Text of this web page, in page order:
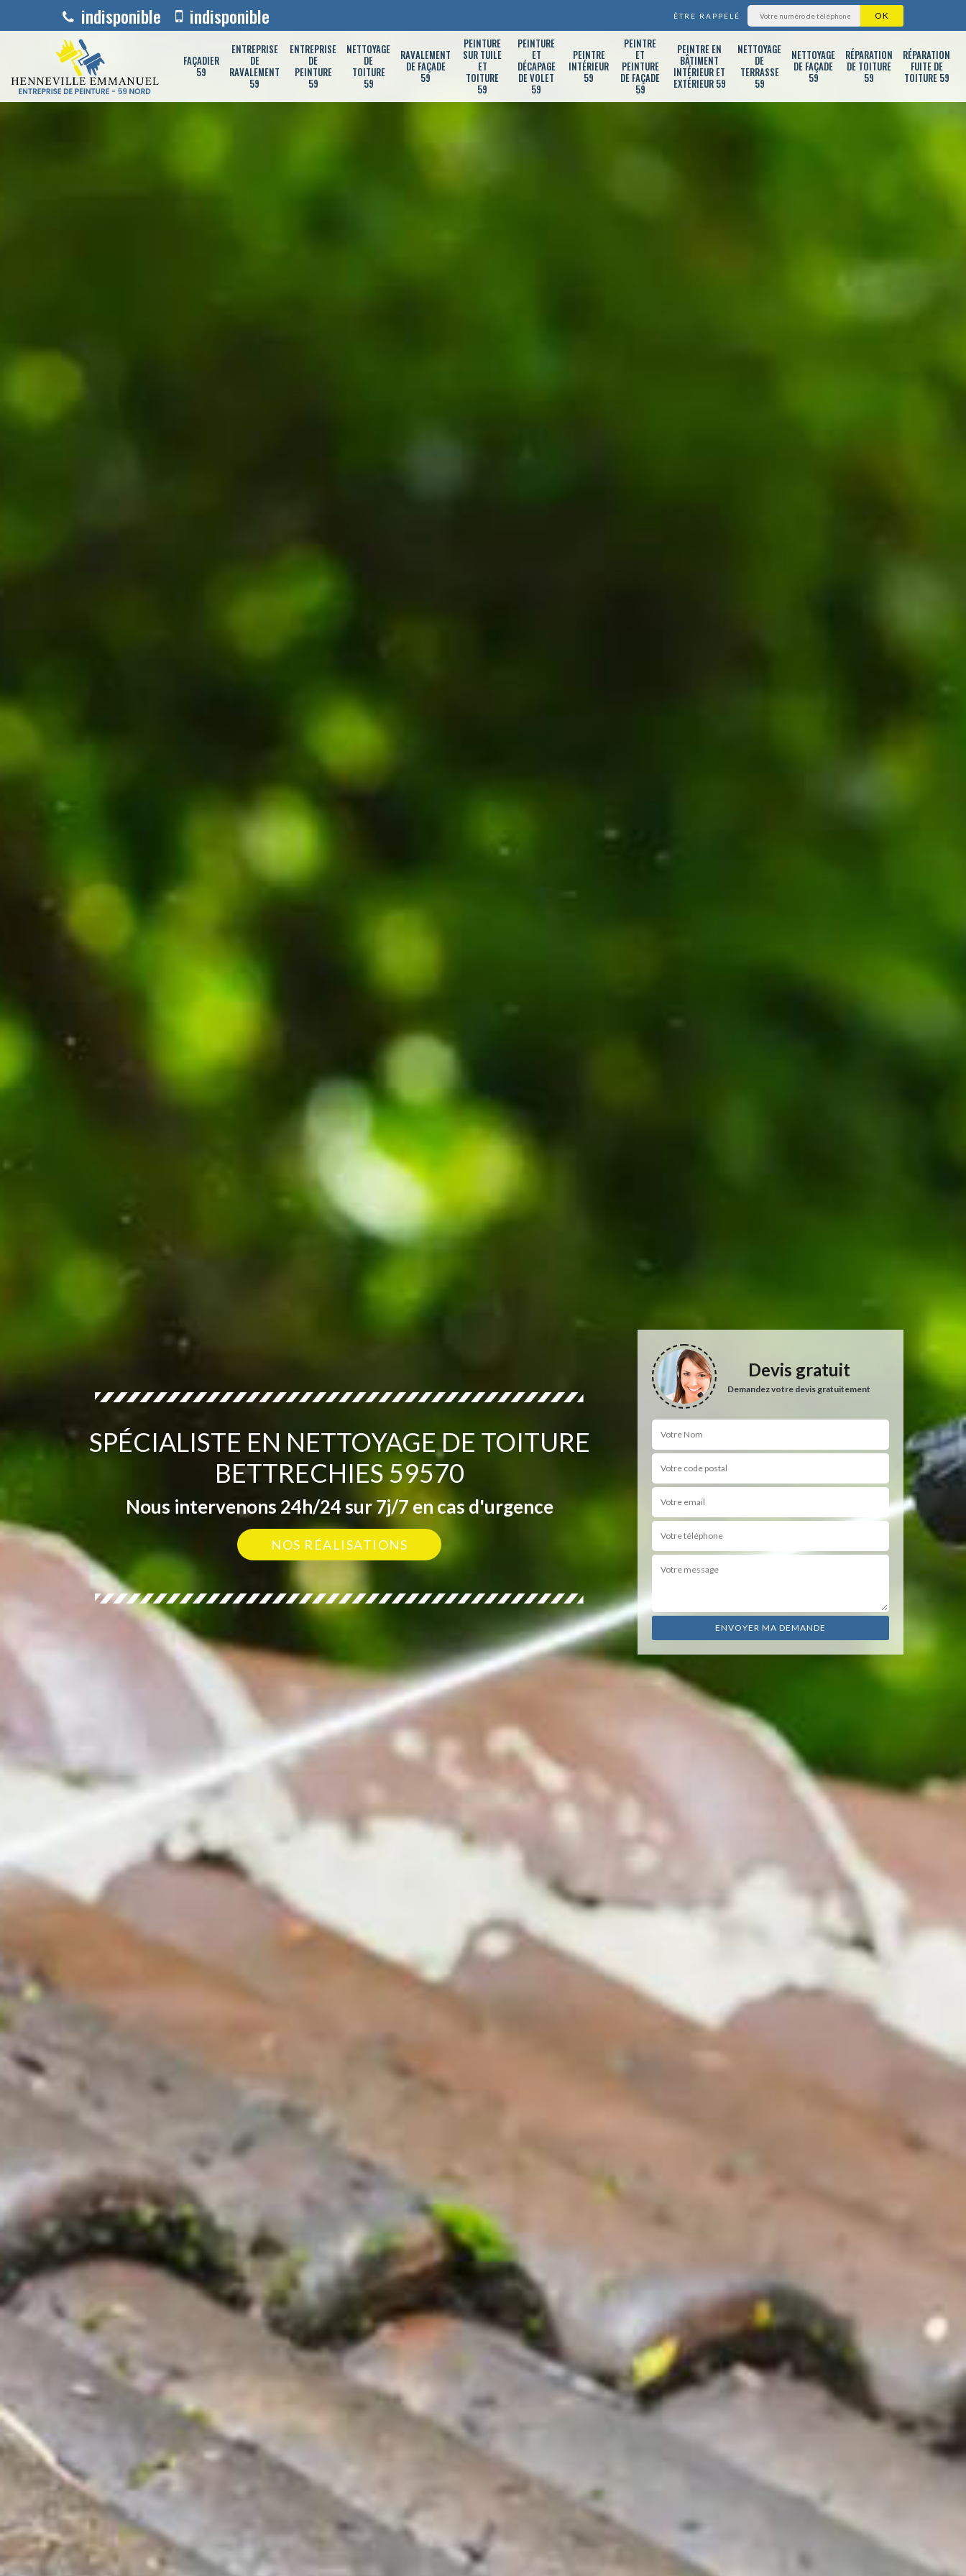
indisponible indisponible ÊTRE RAPPELÉ
FAÇADIER
59
ENTREPRISE
DE
RAVALEMENT
59
ENTREPRISE
DE
PEINTURE
59
NETTOYAGE
DE
TOITURE
59
RAVALEMENT
DE FAÇADE
59
PEINTURE
SUR TUILE
ET
TOITURE
59
PEINTURE
ET
DÉCAPAGE
DE VOLET
59
PEINTRE
INTÉRIEUR
59
PEINTRE
ET
PEINTURE
DE FAÇADE
59
PEINTRE EN
BÂTIMENT
INTÉRIEUR ET
EXTÉRIEUR 59
NETTOYAGE
DE
TERRASSE
59
NETTOYAGE
DE FAÇADE
59
RÉPARATION
DE TOITURE
59
RÉPARATION
FUITE DE
TOITURE 59
SPÉCIALISTE EN NETTOYAGE DE TOITURE
BETTRECHIES 59570
Nous intervenons 24h/24 sur 7j/7 en cas d'urgence
NOS RÉALISATIONS
Devis gratuit
Demandez votre devis gratuitement